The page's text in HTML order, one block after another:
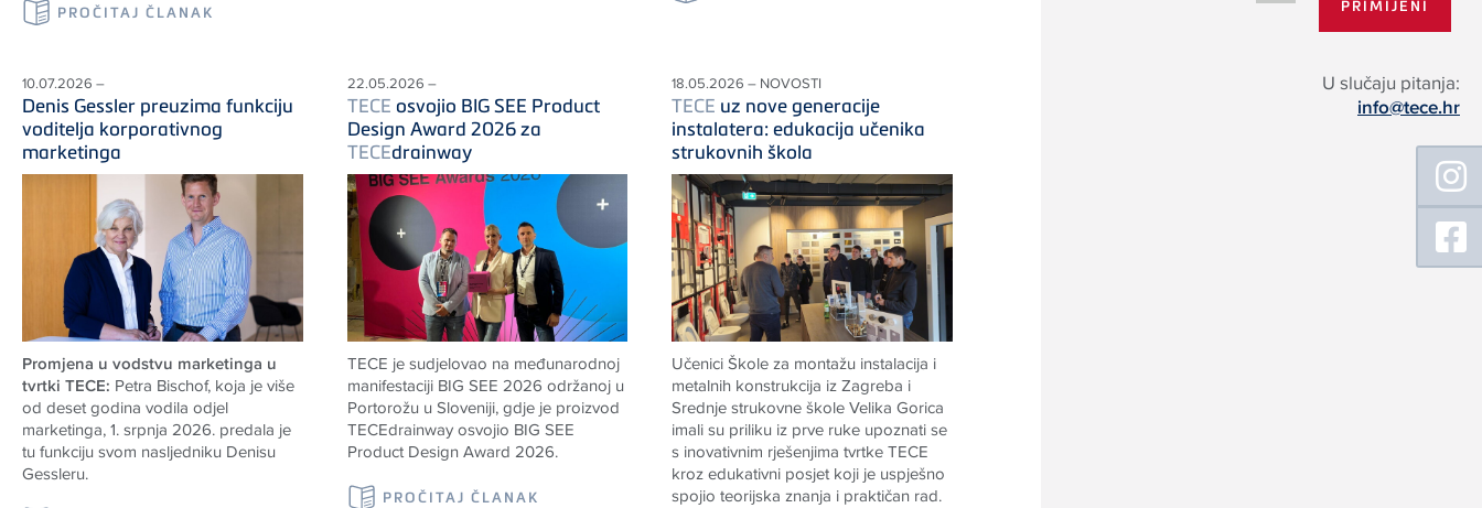
U slučaju pitanja:
info@tece.hr
PROČITAJ ČLANAK
10.07.2026 –
Denis Gessler preuzima funkciju
voditelja korporativnog
marketinga
Promjena u vodstvu marketinga u
tvrtki TECE: Petra Bischof, koja je više
od deset godina vodila odjel
marketinga, 1. srpnja 2026. predala je
tu funkciju svom nasljedniku Denisu
Gessleru.
22.05.2026 –
TECE osvojio BIG SEE Product
Design Award 2026 za
TECEdrainway
TECE je sudjelovao na međunarodnoj
manifestaciji BIG SEE 2026 održanoj u
Portorožu u Sloveniji, gdje je proizvod
TECEdrainway osvojio BIG SEE
Product Design Award 2026.
PROČITAJ ČLANAK
18.05.2026 – NOVOSTI
TECE uz nove generacije
instalatera: edukacija učenika
strukovnih škola
Učenici Škole za montažu instalacija i
metalnih konstrukcija iz Zagreba i
Srednje strukovne škole Velika Gorica
imali su priliku iz prve ruke upoznati se
s inovativnim rješenjima tvrtkeTECE
kroz edukativni posjet koji je uspješno
spojio teorijska znanja i praktičan rad.
Floating